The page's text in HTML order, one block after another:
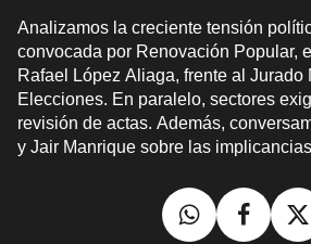
Analizamos la creciente tensión
convocada por Renovación Popular,
Rafael López Aliaga, frente al Jurado
Elecciones. En paralelo, sectores
revisión de actas. Además,
y Jair Manrique sobre las